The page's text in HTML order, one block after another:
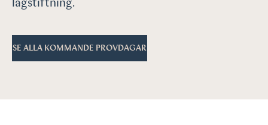
lagstiftning.
SE ALLA KOMMANDE PROVDAGAR